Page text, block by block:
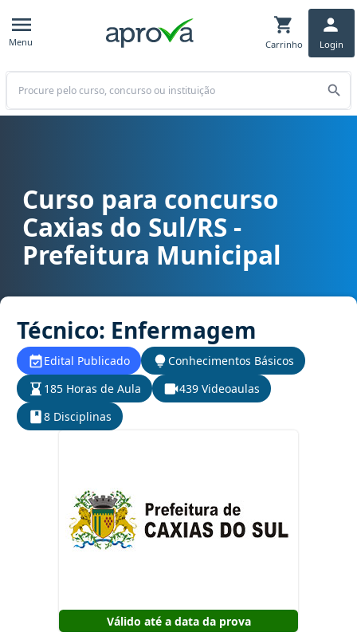
Menu Carrinho Login
Buscar
Curso para concurso Caxias do Sul/RS - Prefeitura Municipal
Curso para concurso
Caxias do Sul/RS -
Prefeitura Municipal
Técnico: Enfermagem
Edital Publicado
Conhecimentos Básicos
185 Horas de Aula
439 Videoaulas
8 Disciplinas
Válido até a data da prova